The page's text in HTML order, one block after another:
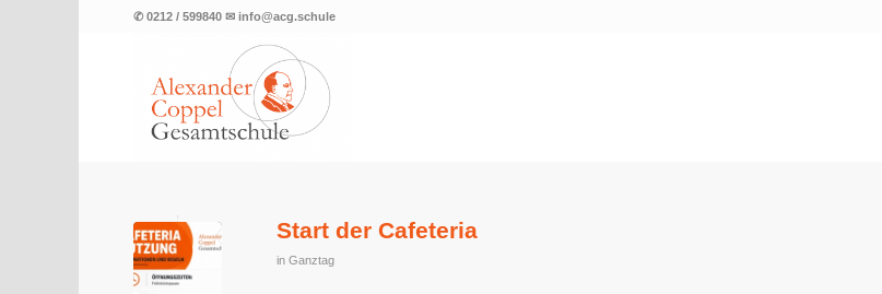
✆ 0212 / 599840 ✉ info@acg.schule
Start der Cafeteria
in Ganztag